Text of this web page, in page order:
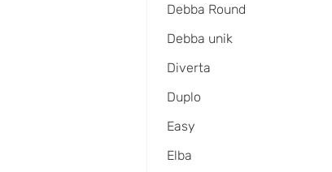
Debba Round
Debba unik
Diverta
Duplo
Easy
Elba